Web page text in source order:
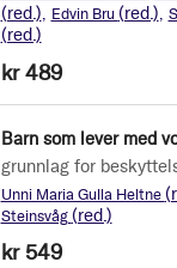
(red.) Edvin Bru (red.)
(red.)
kr 489
Barn som lever med
grunnlag for
Unni Maria Gulla Heltne
Steinsvåg (red.)
kr 549